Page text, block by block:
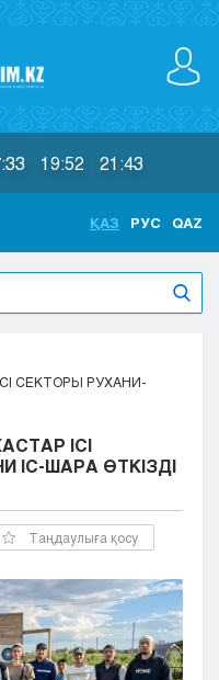
19:52 21:43
ҚАЗ РУС QAZ
СЕКТОРЫ РУХАНИ-
ІСІ
ІС-ШАРА ӨТКІЗДІ
Таңдаулыға қосу